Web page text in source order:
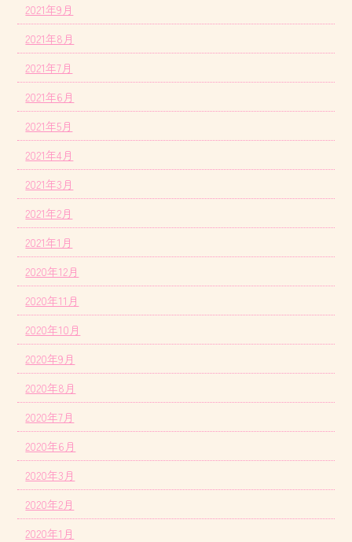
2021年9月
2021年8月
2021年7月
2021年6月
2021年5月
2021年4月
2021年3月
2021年2月
2021年1月
2020年12月
2020年11月
2020年10月
2020年9月
2020年8月
2020年7月
2020年6月
2020年3月
2020年2月
2020年1月